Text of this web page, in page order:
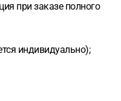
при заказе полного
индивидуально);